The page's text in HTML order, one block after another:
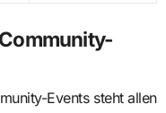
Events steht allen